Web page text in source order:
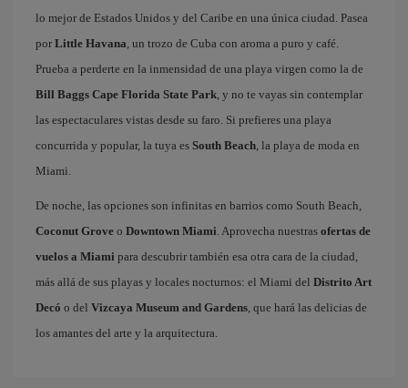
lo mejor de Estados Unidos y del Caribe en una única ciudad. Pasea
por Little Havana, un trozo de Cuba con aroma a puro y café.
Prueba a perderte en la inmensidad de una playa virgen como la de
Bill Baggs Cape Florida State Park, y no te vayas sin contemplar
las espectaculares vistas desde su faro. Si prefieres una playa
concurrida y popular, la tuya es South Beach, la playa de moda en
Miami.
De noche, las opciones son infinitas en barrios como South Beach,
Coconut Grove o Downtown Miami. Aprovecha nuestras ofertas de
vuelos a Miami para descubrir también esa otra cara de la ciudad,
más allá de sus playas y locales nocturnos: el Miami del Distrito Art
Decó o del Vizcaya Museum and Gardens, que hará las delicias de
los amantes del arte y la arquitectura.